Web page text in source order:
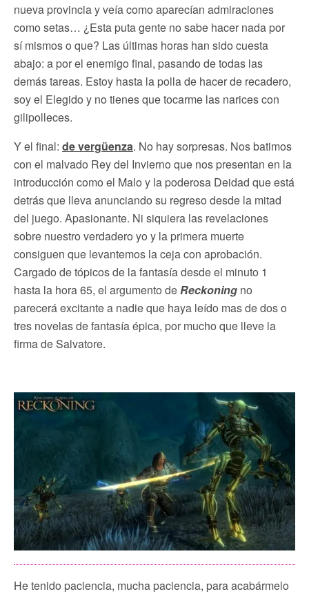
nueva provincia y veía como aparecían admiraciones
como setas… ¿Esta puta gente no sabe hacer nada por
sí mismos o que? Las últimas horas han sido cuesta
abajo: a por el enemigo final, pasando de todas las
demás tareas. Estoy hasta la polla de hacer de recadero,
soy el Elegido y no tienes que tocarme las narices con
gilipolleces.
Y el final: de vergüenza. No hay sorpresas. Nos batimos
con el malvado Rey del Invierno que nos presentan en la
introducción como el Malo y la poderosa Deidad que está
detrás que lleva anunciando su regreso desde la mitad
del juego. Apasionante. Ni siquiera las revelaciones
sobre nuestro verdadero yo y la primera muerte
consiguen que levantemos la ceja con aprobación.
Cargado de tópicos de la fantasía desde el minuto 1
hasta la hora 65, el argumento deReckoning no
parecerá excitante a nadie que haya leído mas de dos o
tres novelas de fantasía épica, por mucho que lleve la
firma de Salvatore.
He tenido paciencia, mucha paciencia, para acabármelo